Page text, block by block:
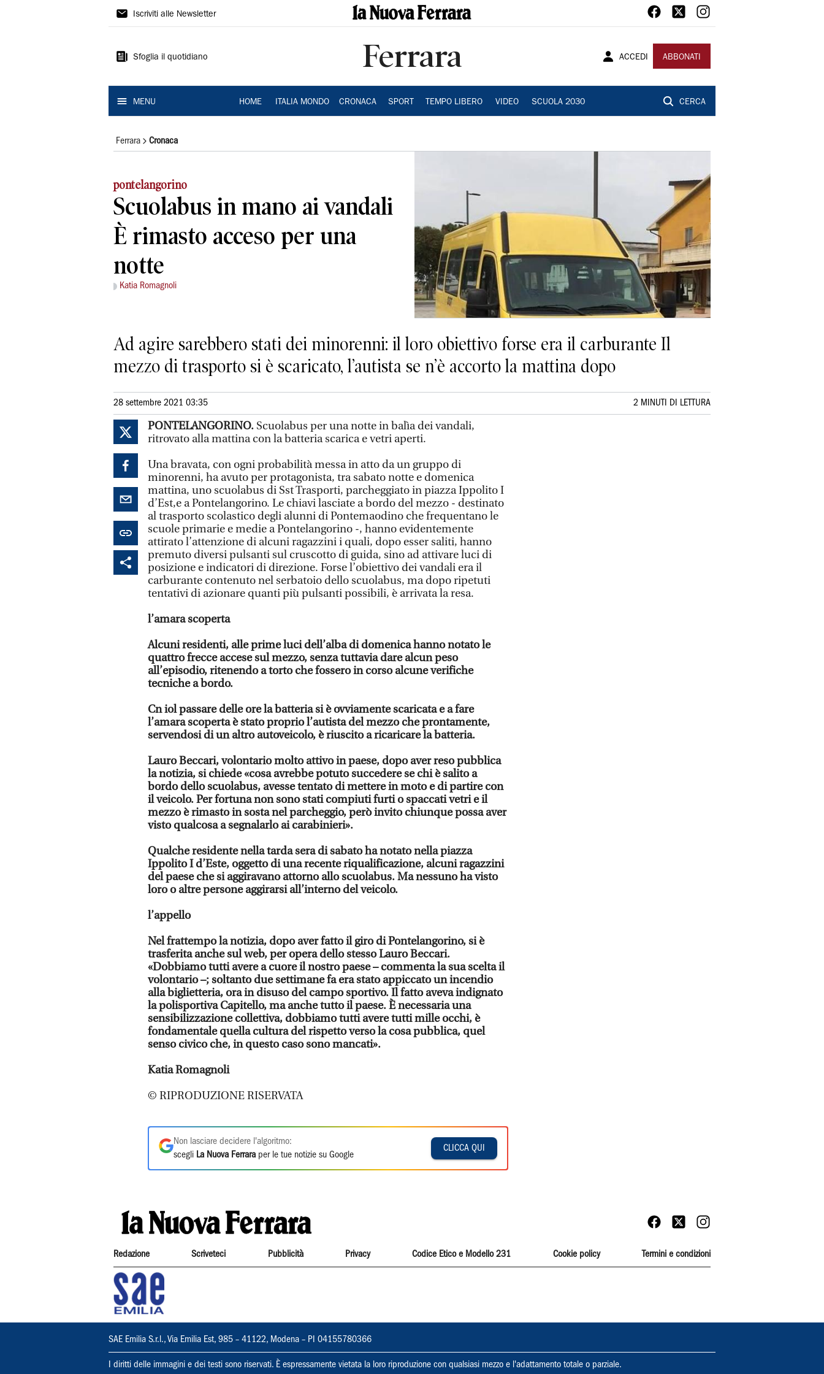
La
Ferrara
Iscriviti alle Newsletter
Sfoglia il quotidiano Ferrara ACCEDI ABBONATI
MENU HOME ITALIA MONDO CRONACA SPORT TEMPO LIBERO VIDEO SCUOLA 2030 CERCA
Ferrara Cronaca
pontelangorino
Scuolabus in mano ai vandali
È rimasto acceso per una
notte
Katia Romagnoli
Ad agire sarebbero stati dei minorenni: il loro obiettivo forse era il carburante Il
mezzo di trasporto si è scaricato, l’autista se n’è accorto la mattina dopo
28 settembre 2021 03:35 2 MINUTI DI LETTURA
PONTELANGORINO. Scuolabus per una notte in balìa dei vandali,
ritrovato alla mattina con la batteria scarica e vetri aperti.
Una bravata, con ogni probabilità messa in atto da un gruppo di
minorenni, ha avuto per protagonista, tra sabato notte e domenica
mattina, uno scuolabus di Sst Trasporti, parcheggiato in piazza Ippolito I
d’Est,e a Pontelangorino. Le chiavi lasciate a bordo del mezzo - destinato
al trasporto scolastico degli alunni di Pontemaodino che frequentano le
scuole primarie e medie a Pontelangorino -, hanno evidentemente
attirato l’attenzione di alcuni ragazzini i quali, dopo esser saliti, hanno
premuto diversi pulsanti sul cruscotto di guida, sino ad attivare luci di
posizione e indicatori di direzione. Forse l’obiettivo dei vandali era il
carburante contenuto nel serbatoio dello scuolabus, ma dopo ripetuti
tentativi di azionare quanti più pulsanti possibili, è arrivata la resa.
l’amara scoperta
Alcuni residenti, alle prime luci dell’alba di domenica hanno notato le
quattro frecce accese sul mezzo, senza tuttavia dare alcun peso
all’episodio, ritenendo a torto che fossero in corso alcune verifiche
tecniche a bordo.
Cn iol passare delle ore la batteria si è ovviamente scaricata e a fare
l’amara scoperta è stato proprio l’autista del mezzo che prontamente,
servendosi di un altro autoveicolo, è riuscito a ricaricare la batteria.
Lauro Beccari, volontario molto attivo in paese, dopo aver reso pubblica
la notizia, si chiede «cosa avrebbe potuto succedere se chi è salito a
bordo dello scuolabus, avesse tentato di mettere in moto e di partire con
il veicolo. Per fortuna non sono stati compiuti furti o spaccati vetri e il
mezzo è rimasto in sosta nel parcheggio, però invito chiunque possa aver
visto qualcosa a segnalarlo ai carabinieri».
Qualche residente nella tarda sera di sabato ha notato nella piazza
Ippolito I d’Este, oggetto di una recente riqualificazione, alcuni ragazzini
del paese che si aggiravano attorno allo scuolabus. Ma nessuno ha visto
loro o altre persone aggirarsi all’interno del veicolo.
l’appello
Nel frattempo la notizia, dopo aver fatto il giro di Pontelangorino, si è
trasferita anche sul web, per opera dello stesso Lauro Beccari.
«Dobbiamo tutti avere a cuore il nostro paese – commenta la sua scelta il
volontario –; soltanto due settimane fa era stato appiccato un incendio
alla biglietteria, ora in disuso del campo sportivo. Il fatto aveva indignato
la polisportiva Capitello, ma anche tutto il paese. È necessaria una
sensibilizzazione collettiva, dobbiamo tutti avere tutti mille occhi, è
fondamentale quella cultura del rispetto verso la cosa pubblica, quel
senso civico che, in questo caso sono mancati».
Katia Romagnoli
© RIPRODUZIONE RISERVATA
Non lasciare decidere l'algoritmo:
scegli La Nuova Ferrara per le tue notizie su Google
CLICCA QUI
Redazione Scriveteci Pubblicità Privacy Codice Etico e Modello 231 Cookie policy Termini e condizioni
SAE Emilia S.r.l., Via Emilia Est, 985 – 41122, Modena – PI 04155780366
I diritti delle immagini e dei testi sono riservati. È espressamente vietata la loro riproduzione con qualsiasi mezzo e l'adattamento totale o parziale.